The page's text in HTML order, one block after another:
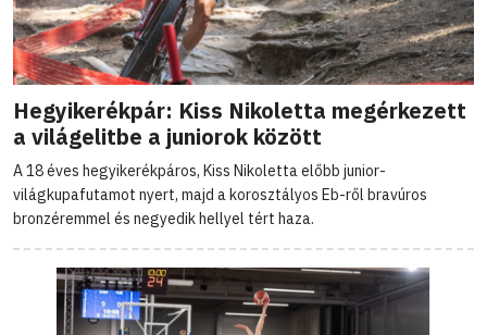
Hegyikerékpár: Kiss Nikoletta megérkezett
a világelitbe a juniorok között
A 18 éves hegyikerékpáros, Kiss Nikoletta előbb junior-
világkupafutamot nyert, majd a korosztályos Eb-ről bravúros
bronzéremmel és negyedik hellyel tért haza.